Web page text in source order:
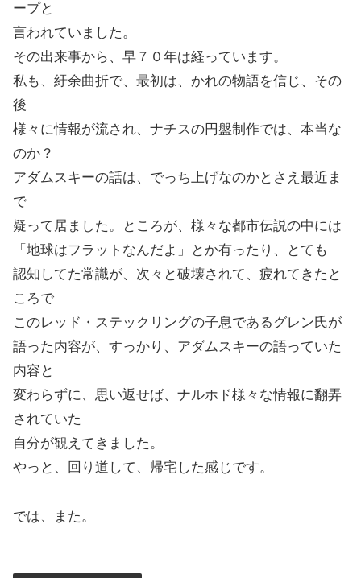
ープと
言われていました。
その出来事から、早７０年は経っています。
私も、紆余曲折で、最初は、かれの物語を信じ、その
後
様々に情報が流され、ナチスの円盤制作では、本当な
のか？
アダムスキーの話は、でっち上げなのかとさえ最近ま
で
疑って居ました。ところが、様々な都市伝説の中には
「地球はフラットなんだよ」とか有ったり、とても
認知してた常識が、次々と破壊されて、疲れてきたと
ころで
このレッド・ステックリングの子息であるグレン氏が
語った内容が、すっかり、アダムスキーの語っていた
内容と
変わらずに、思い返せば、ナルホド様々な情報に翻弄
されていた
自分が観えてきました。
やっと、回り道して、帰宅した感じです。
では、また。